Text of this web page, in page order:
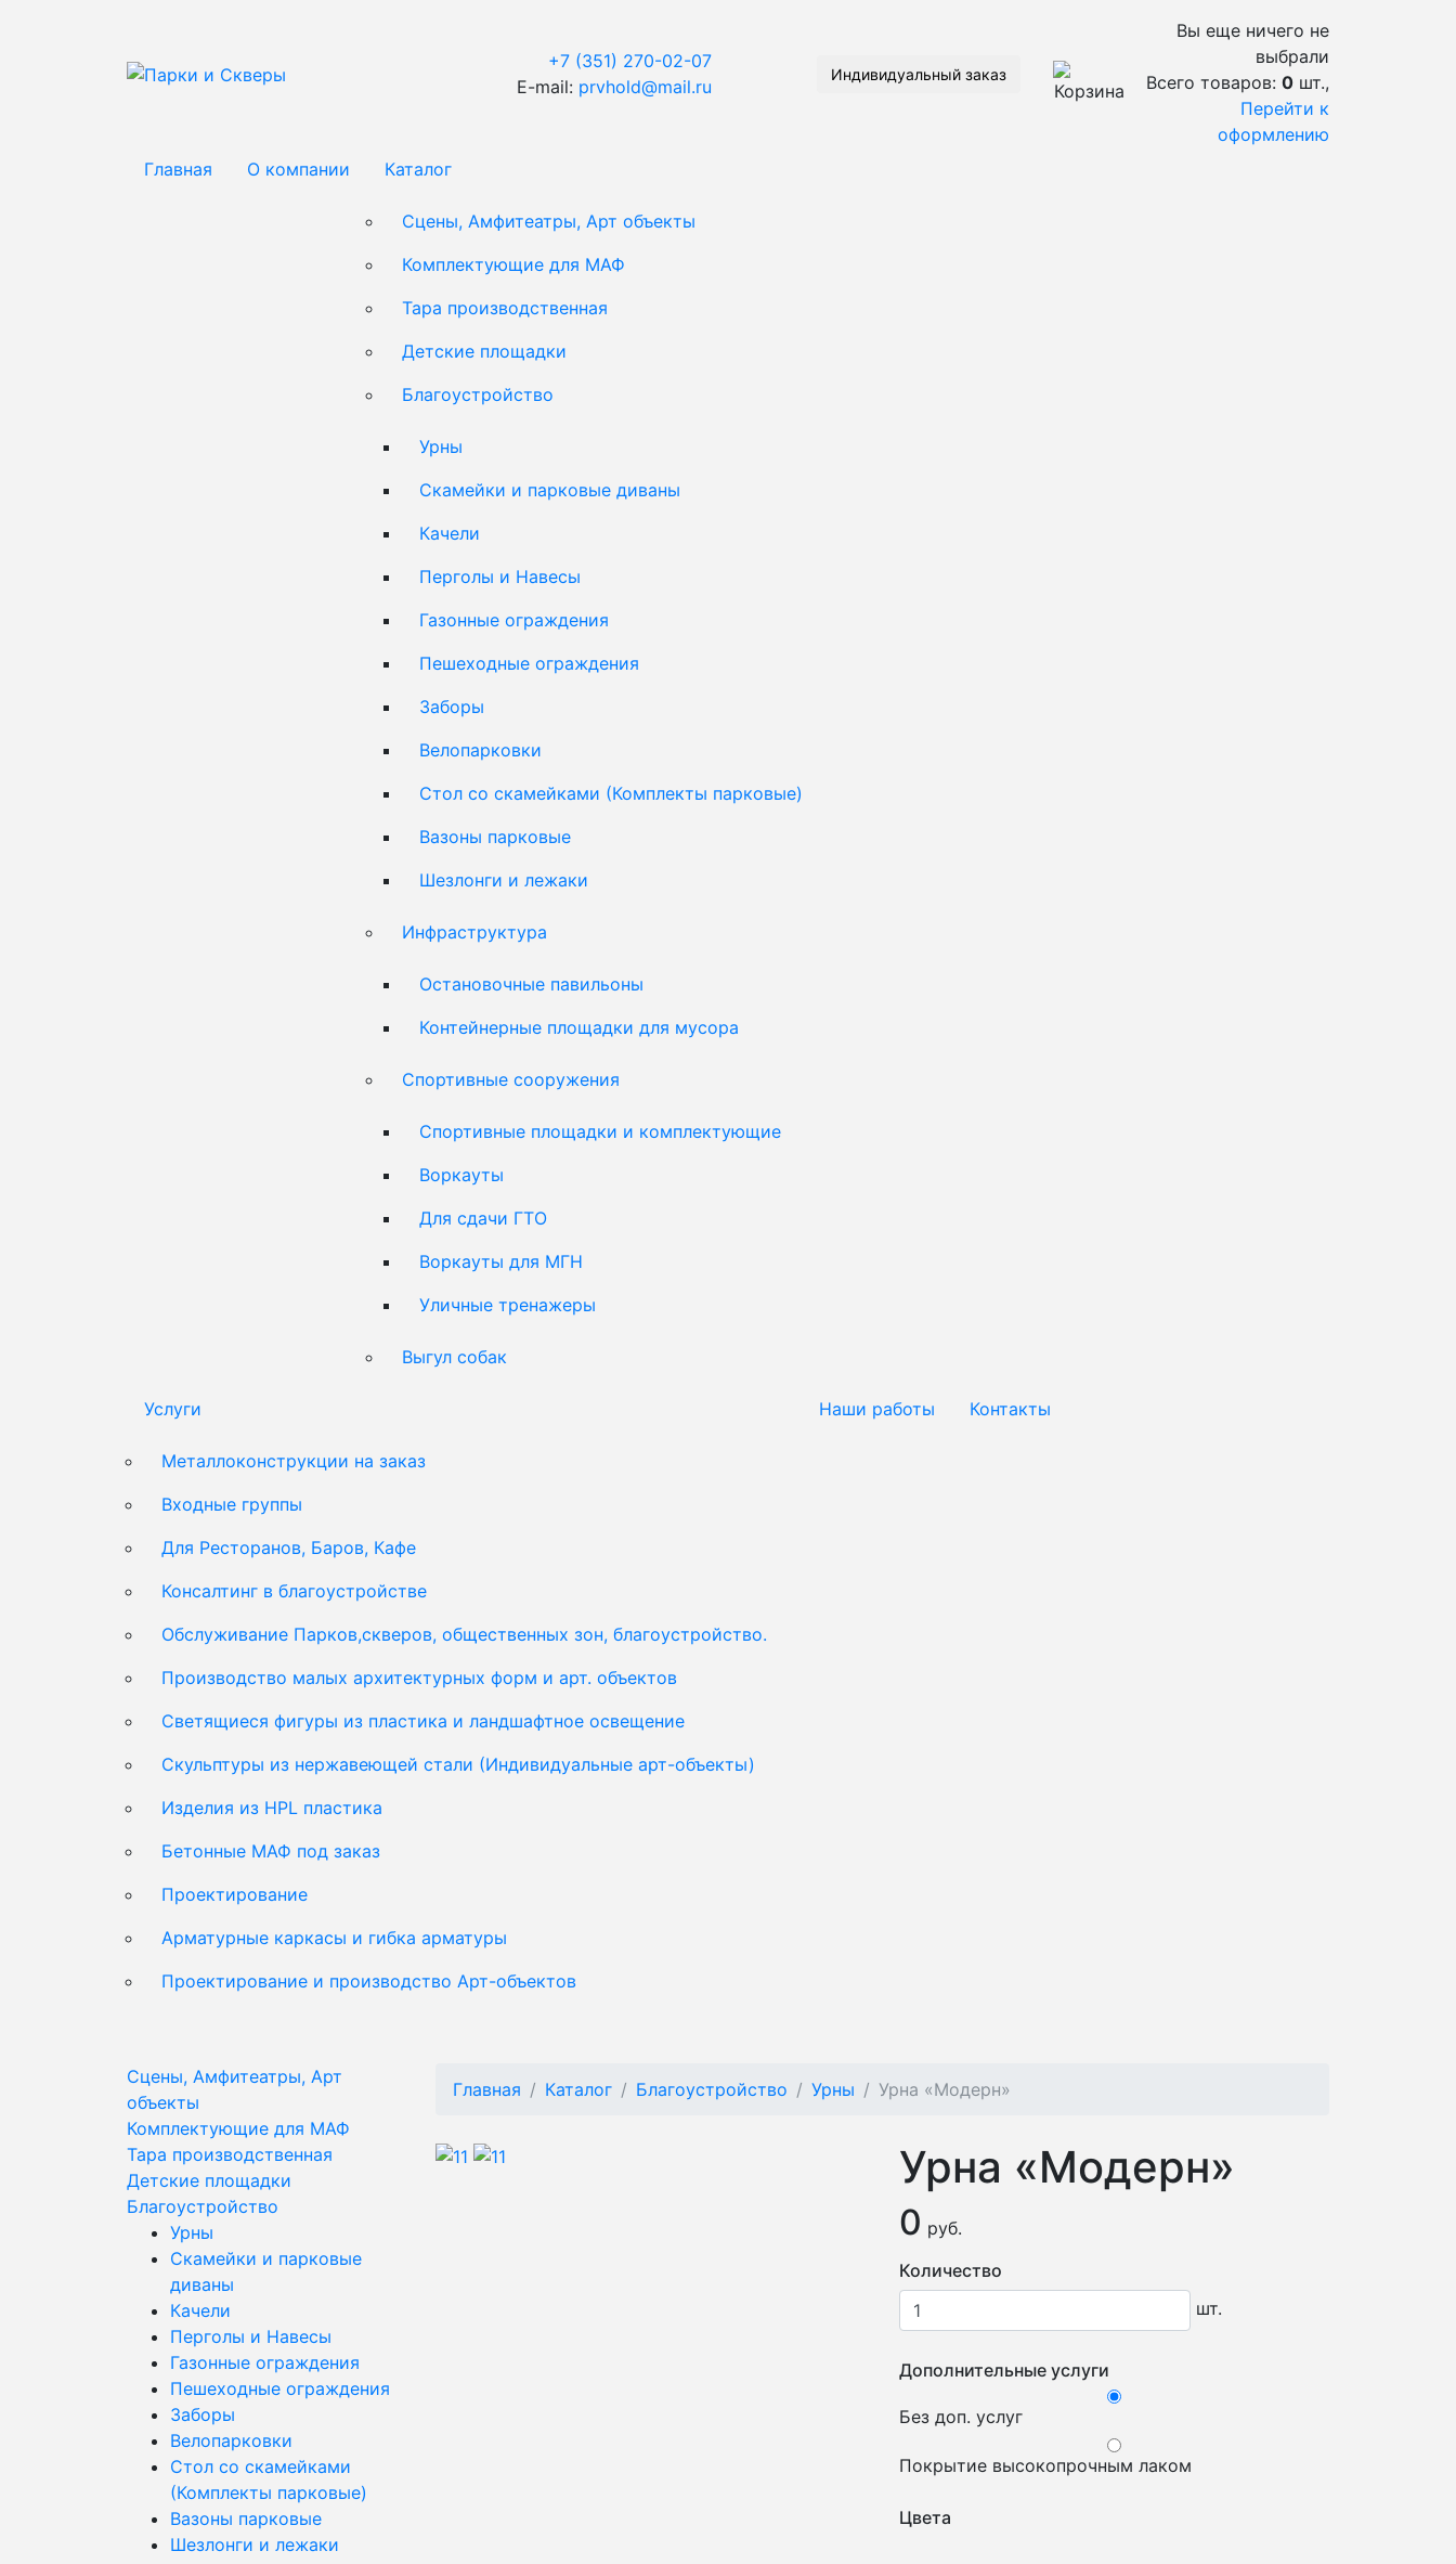
+7 (351) 270-02-07
E-mail: prvhold@mail.ru
Индивидуальный заказ
Вы еще ничего не
выбрали
Всего товаров: 0 шт.,
Перейти к
оформлению
Главная
О компании Каталог
Сцены, Амфитеатры, Арт объекты
Комплектующие для МАФ
Тара производственная
Детские площадки
Благоустройство
Урны
Скамейки и парковые диваны
Качели
Перголы и Навесы
Газонные ограждения
Пешеходные ограждения
Заборы
Велопарковки
Стол со скамейками (Комплекты парковые)
Вазоны парковые
Шезлонги и лежаки
Инфраструктура
Остановочные павильоны
Контейнерные площадки для мусора
Спортивные сооружения
Спортивные площадки и комплектующие
Воркауты
Для сдачи ГТО
Воркауты для МГН
Уличные тренажеры
Выгул собак
Услуги
Металлоконструкции на заказ
Входные группы
Для Ресторанов, Баров, Кафе
Консалтинг в благоустройстве
Обслуживание Парков,скверов, общественных зон, благоустройство.
Производство малых архитектурных форм и арт. объектов
Светящиеся фигуры из пластика и ландшафтное освещение
Скульптуры из нержавеющей стали (Индивидуальные арт-объекты)
Изделия из HPL пластика
Бетонные МАФ под заказ
Проектирование
Арматурные каркасы и гибка арматуры
Проектирование и производство Арт-объектов
Наши работы Контакты
Сцены, Амфитеатры, Арт
объекты
Комплектующие для МАФ
Тара производственная
Детские площадки
Благоустройство
Урны
Скамейки и парковые
диваны
Качели
Перголы и Навесы
Газонные ограждения
Пешеходные ограждения
Заборы
Велопарковки
Стол со скамейками
(Комплекты парковые)
Вазоны парковые
Шезлонги и лежаки
Главная Каталог Благоустройство Урны Урна «Модерн»
Урна «Модерн»
0 руб.
Количество
шт.
Дополнительные услуги
Без доп. услуг
Покрытие высокопрочным лаком
Цвета